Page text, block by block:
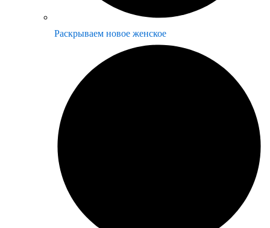
Раскрываем новое женское